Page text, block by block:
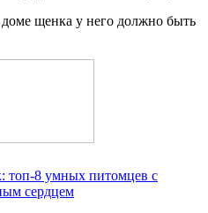
щенка у него должно быть
топ-8 умных питомцев с
сердцем